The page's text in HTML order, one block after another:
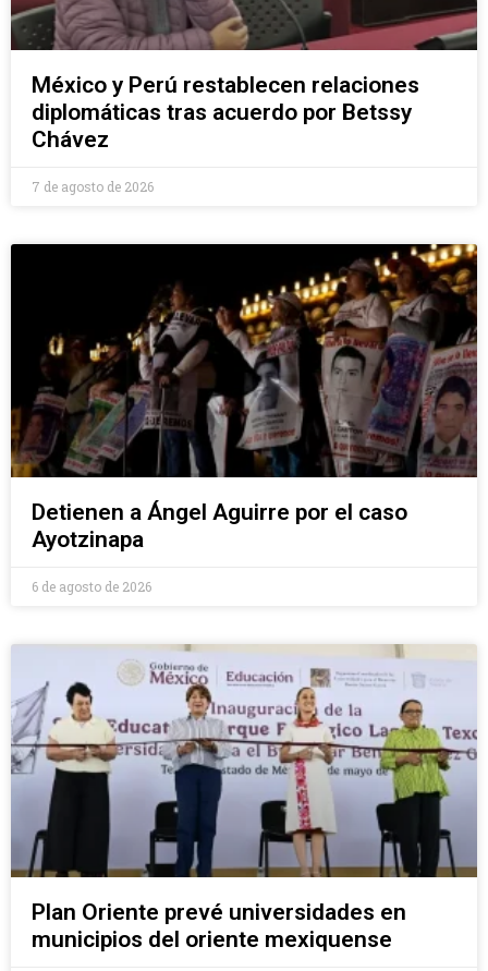
México y Perú restablecen relaciones
diplomáticas tras acuerdo por Betssy
Chávez
7 de agosto de 2026
Detienen a Ángel Aguirre por el caso
Ayotzinapa
6 de agosto de 2026
Plan Oriente prevé universidades en
municipios del oriente mexiquense